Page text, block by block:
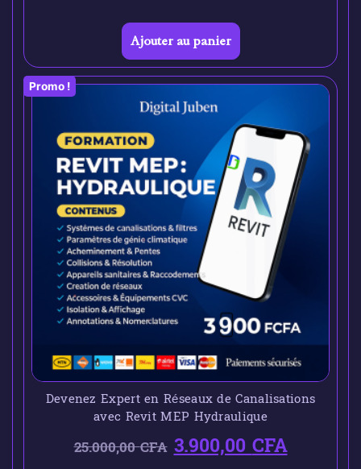
Ajouter au panier
Promo !
Devenez Expert en Réseaux de Canalisations
avec Revit MEP Hydraulique
25.000,00CFA 3.900,00CFA